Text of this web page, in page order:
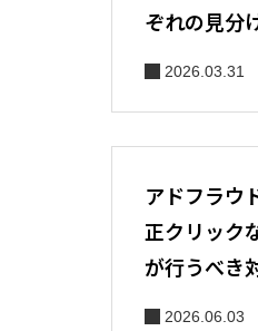
ぞれの見分
2026.03.31
アドフラウ
正クリック
が行うべき
2026.06.03